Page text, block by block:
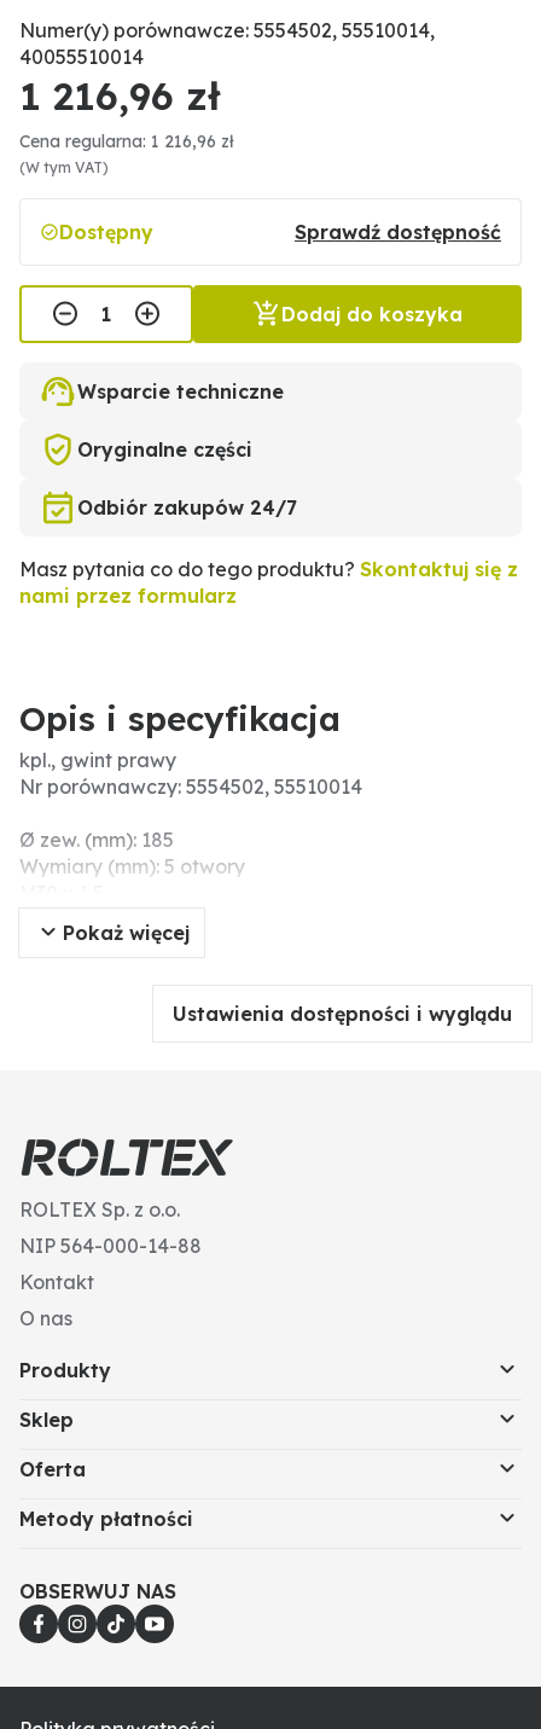
Numer(y) porównawcze: 5554502, 55510014,
40055510014
1 216,96 zł
Cena regularna: 1 216,96 zł
(W tym VAT)
Dostępny Sprawdź dostępność
Dodaj do koszyka
Wsparcie techniczne
Oryginalne części
Odbiór zakupów 24/7
Masz pytania co do tego produktu? Skontaktuj się z
nami przez formularz
Opis i specyfikacja
kpl., gwint prawy
Nr porównawczy: 5554502, 55510014
Ø zew. (mm): 185
Wymiary (mm): 5 otwory
Przyłącze koła (mm): Ø 12
Gwint: M30 x 1,5
Dane techniczne: Bohrung 1 Text: 5 Bohrungen:
Bohrung 1: 12mm
passend zu: für Hohlscheibe 349.0467
ORGAtop 63587
einem Druckluftwerkzeug anziehen, dies kann zu
Spannungsrissen im Verschleißteil führen!
h1 (mm): 9
Pokaż więcej
Ustawienia dostępności i wyglądu
ROLTEX Sp. z o.o.
NIP 564-000-14-88
Kontakt
O nas
Produkty
Sklep
Oferta
Metody płatności
OBSERWUJ NAS